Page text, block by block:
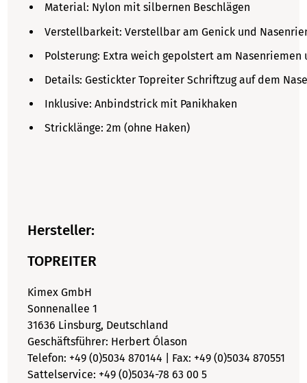
Material: Nylon mit silbernen Beschlägen
Verstellbarkeit: Verstellbar am Genick und
Polsterung: Extra weich gepolstert am Nasenriemen
Details: Gestickter Topreiter Schriftzug auf dem
Inklusive: Anbindstrick mit Panikhaken
Stricklänge: 2m (ohne Haken)
Hersteller:
TOPREITER
Kimex GmbH
Sonnenallee 1
31636 Linsburg, Deutschland
Geschäftsführer: Herbert Ólason
Telefon: +49 (0)5034 870144 | Fax: +49 (0)5034 870551
Sattelservice: +49 (0)5034-78 63 00 5